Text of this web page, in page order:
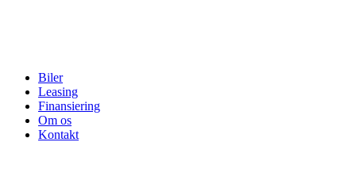
Biler
Leasing
Finansiering
Om os
Kontakt